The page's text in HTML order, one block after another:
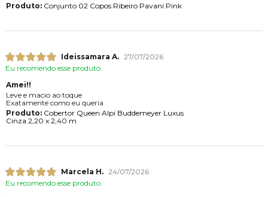
Produto:Conjunto 02 Copos Ribeiro Pavani Pink
Ideissamara A. 27/07/2026
Eu recomendo esse produto.
Amei!!
Leve e macio ao toque
Exatamente como eu queria
Produto:Cobertor Queen Alpi Buddemeyer Luxus
Cinza 2,20 x 2,40 m
Marcela H. 24/07/2026
Eu recomendo esse produto.